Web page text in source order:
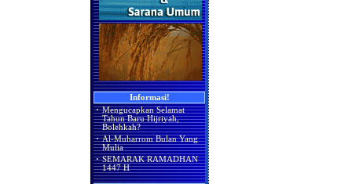
Informasi!
· Mengucapkan Selamat
Tahun Baru Hijriyah,
Bolehkah?
· Al-Muharrom Bulan Yang
Mulia
· SEMARAK RAMADHAN
1447 H